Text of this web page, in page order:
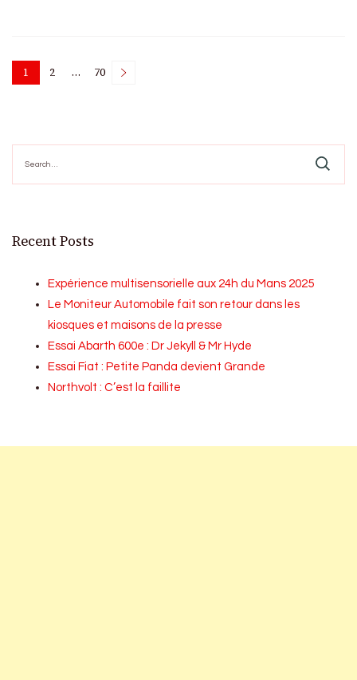
Posts
Page
1 Page
2 … Page
70
for:
Recent Posts
Expérience multisensorielle aux 24h du Mans 2025
Le Moniteur Automobile fait son retour dans les
kiosques et maisons de la presse
Essai Abarth 600e : Dr Jekyll & Mr Hyde
Essai Fiat : Petite Panda devient Grande
Northvolt : C’est la faillite